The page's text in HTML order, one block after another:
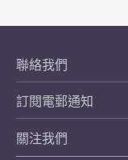
聯絡我們
訂閱電郵通知
關注我們